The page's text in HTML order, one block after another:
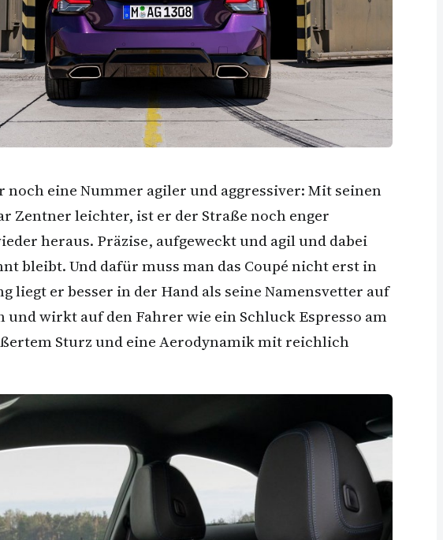
eine Nummer agiler und aggressiver: Mit seinen
Zentner leichter, ist er der Straße noch enger
heraus. Präzise, aufgeweckt und agil und dabei
bleibt. Und dafür muss man das Coupé nicht erst in
liegt er besser in der Hand als seine Namensvetter auf
wirkt auf den Fahrer wie ein Schluck Espresso am
Sturz und eine Aerodynamik mit reichlich